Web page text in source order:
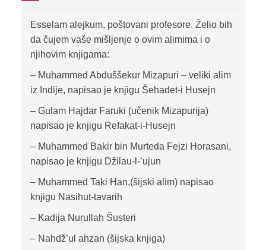
Esselam alejkum, poštovani profesore. Želio bih
da čujem vaše mišljenje o ovim alimima i o
njihovim knjigama:
– Muhammed Abduššekur Mizapuri – veliki alim
iz Indije, napisao je knjigu Šehadet-i Husejn
– Gulam Hajdar Faruki (učenik Mizapurija)
napisao je knjigu Refakat-i-Husejn
– Muhammed Bakir bin Murteda Fejzi Horasani,
napisao je knjigu Džilau-l-’ujun
– Muhammed Taki Han,(šijski alim) napisao
knjigu Nasihut-tavarih
– Kadija Nurullah Šusteri
– Nahdž’ul ahzan (šijska knjiga)